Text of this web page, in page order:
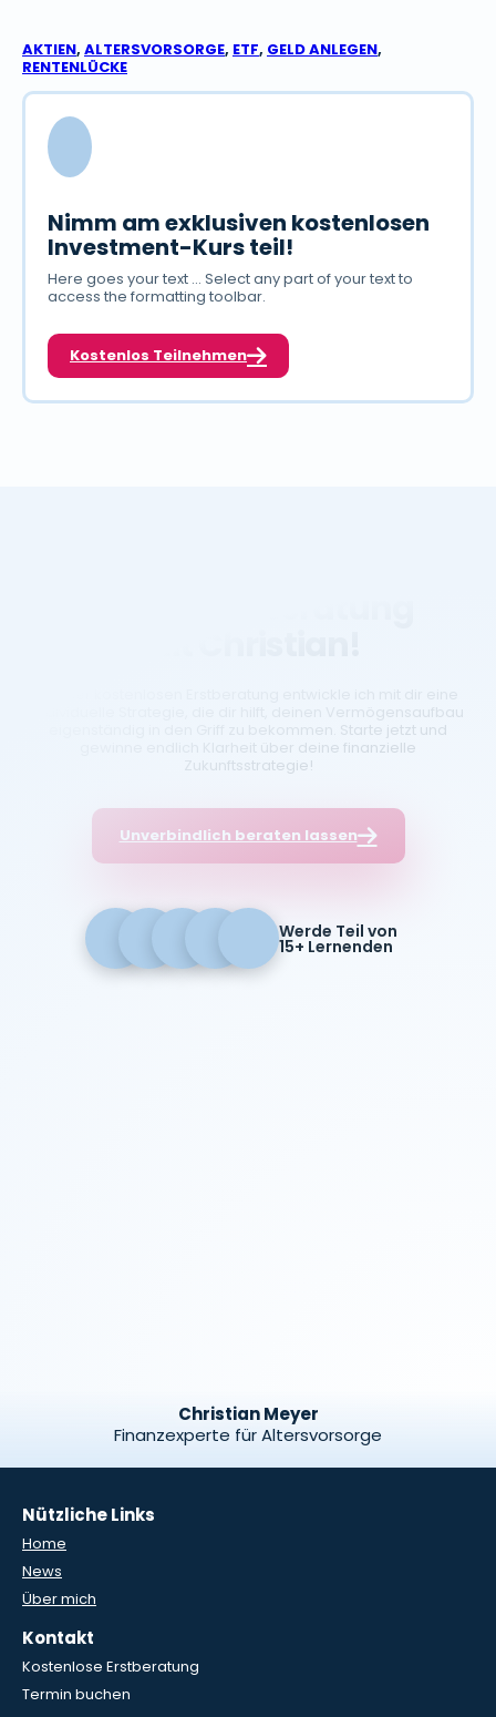
AKTIEN, ALTERSVORSORGE, ETF, GELD ANLEGEN,
RENTENLÜCKE
Nimm am exklusiven kostenlosen
Investment-Kurs teil!
Here goes your text ... Select any part of your text to
access the formatting toolbar.
Kostenlos Teilnehmen
individuelle Strategie, die dir hilft, deinen Vermögensaufbau
eigenständig in den Griff zu bekommen. Starte jetzt und
gewinne endlich Klarheit über deine finanzielle
Zukunftsstrategie!
Unverbindlich beraten lassen
Werde Teil von
15+ Lernenden
Christian Meyer
Finanzexperte für Altersvorsorge
Nützliche Links
Home
News
Über mich
Kontakt
Kostenlose Erstberatung
Termin buchen